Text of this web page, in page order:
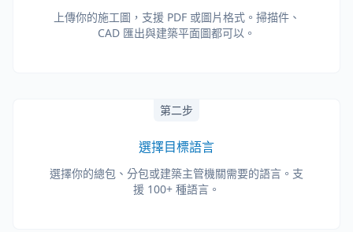
上傳你的施工圖，支援 PDF 或圖片格式。掃描件、
CAD 匯出與建築平面圖都可以。
第二步
選擇目標語言
選擇你的總包、分包或建築主管機關需要的語言。支
援 100+ 種語言。